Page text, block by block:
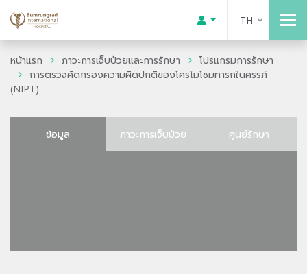
TH
หน้าแรก ภาวะการเจ็บป่วยและการรักษา
โปรแกรมการรักษา
การตรวจคัดกรองความผิดปกติของโครโมโซมทารกในครรภ์
(NIPT)
ข้อมูล ภาวะการเจ็บป่วย ศูนย์รักษา